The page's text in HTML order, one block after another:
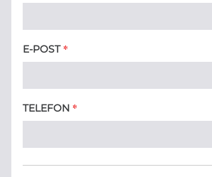
E-POST *
TELEFON *